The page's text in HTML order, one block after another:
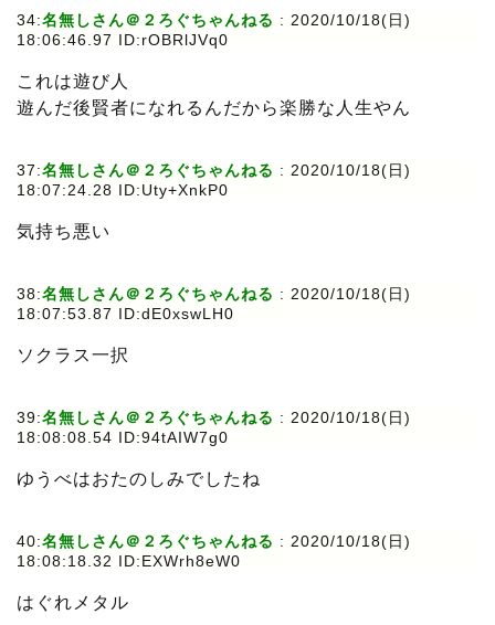
34:名無しさん＠２ろぐちゃんねる : 2020/10/18(日)
18:06:46.97 ID:rOBRlJVq0
これは遊び人
遊んだ後賢者になれるんだから楽勝な人生やん
37:名無しさん＠２ろぐちゃんねる : 2020/10/18(日)
18:07:24.28 ID:Uty+XnkP0
気持ち悪い
38:名無しさん＠２ろぐちゃんねる : 2020/10/18(日)
18:07:53.87 ID:dE0xswLH0
ソクラス一択
39:名無しさん＠２ろぐちゃんねる : 2020/10/18(日)
18:08:08.54 ID:94tAIW7g0
ゆうべはおたのしみでしたね
40:名無しさん＠２ろぐちゃんねる : 2020/10/18(日)
18:08:18.32 ID:EXWrh8eW0
はぐれメタル